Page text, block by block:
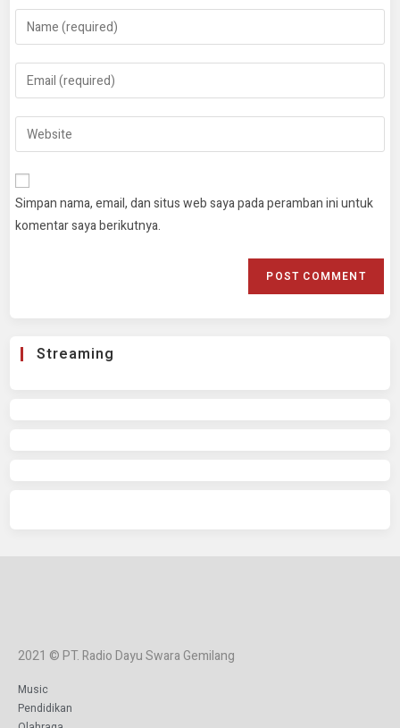
Simpan nama, email, dan situs web saya pada peramban ini untuk
komentar saya berikutnya.
Streaming
2021 © PT. Radio Dayu Swara Gemilang
Music
Pendidikan